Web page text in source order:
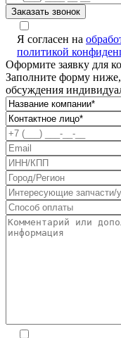
Я согласен на
политикой
Оформите заявку для
Заполните форму
обсуждения